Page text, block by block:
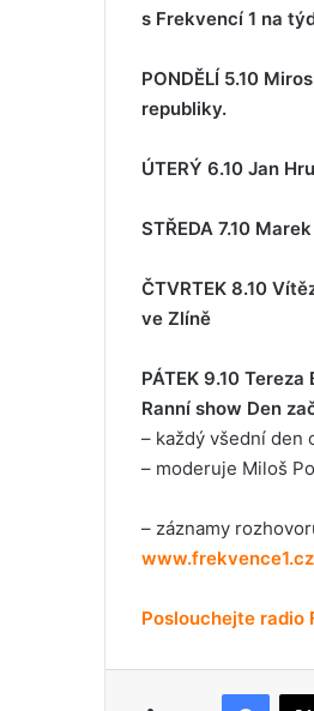
s Frekvencí 1 na
PONDĚLÍ 5.10
republiky.
ÚTERÝ 6.10 Jan
STŘEDA 7.10
ČTVRTEK 8.10
ve Zlíně
PÁTEK 9.10
Ranní show Den
– každý všední den
– moderuje Miloš
– záznamy
www.frekvence1.cz
Poslouchejte radio